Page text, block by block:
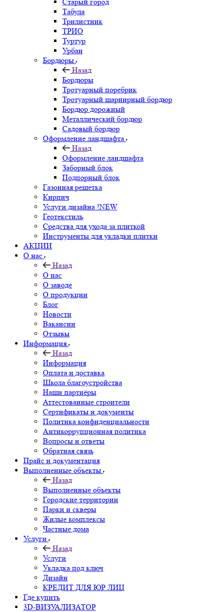
Табула
Трилистник
ТРИО
Туртур
Урбан
Бордюры
Назад
Бордюры
Тротуарный поребрик
Тротуарный шарнирный бордюр
Бордюр дорожный
Металлический бордюр
Садовый бордюр
Оформление ландшафта
Назад
Оформление ландшафта
Заборный блок
Подпорный блок
Газонная решетка
Кирпич
Услуги дизайна !NEW
Геотекстиль
Средства для ухода за плиткой
Инструменты для укладки плитки
АКЦИИ
О нас
Назад
О нас
О заводе
О продукции
Блог
Новости
Вакансии
Отзывы
Информация
Назад
Информация
Оплата и доставка
Школа благоустройства
Наши партнёры
Аттестованные строители
Сертификаты и документы
Политика конфиденциальности
Антикоррупционная политика
Вопросы и ответы
Обратная связь
Прайс и документация
Выполненные объекты
Назад
Выполненные объекты
Городские территории
Парки и скверы
Жилые комплексы
Частные дома
Услуги
Назад
Услуги
Укладка под ключ
Дизайн
КРЕДИТ ДЛЯ ЮР ЛИЦ
Где купить
3D-ВИЗУАЛИЗАТОР